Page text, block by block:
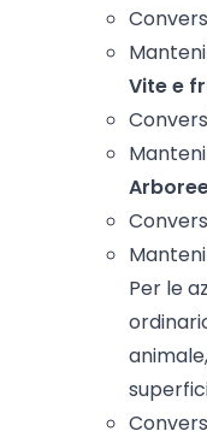
Vite e
Per le